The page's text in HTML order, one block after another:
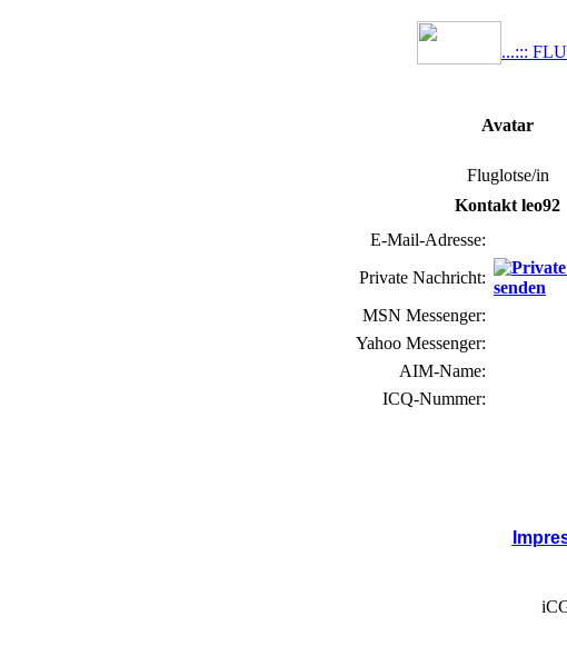
...:::
Avatar
Fluglotse/in
Kontakt leo92
E-Mail-Adresse:
Private Nachricht:
MSN Messenger:
Yahoo Messenger:
AIM-Name:
ICQ-Nummer: